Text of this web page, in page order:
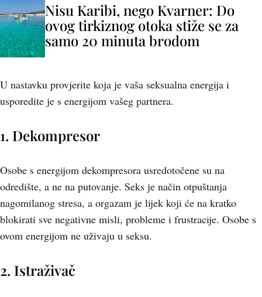
Nisu Karibi, nego Kvarner: Do
ovog tirkiznog otoka stiže se za
samo 20 minuta brodom
U nastavku provjerite koja je vaša seksualna energija i
usporedite je s energijom vašeg partnera.
1. Dekompresor
Osobe s energijom dekompresora usredotočene su na
odredište, a ne na putovanje. Seks je način otpuštanja
nagomilanog stresa, a orgazam je lijek koji će na kratko
blokirati sve negativne misli, probleme i frustracije. Osobe s
ovom energijom ne uživaju u seksu.
2. Istraživač